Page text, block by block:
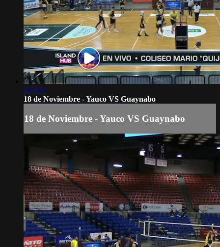
2:44:11
18 de Noviembre - Yauco VS Guaynabo
18 de Noviembre - Yauco VS Guaynabo